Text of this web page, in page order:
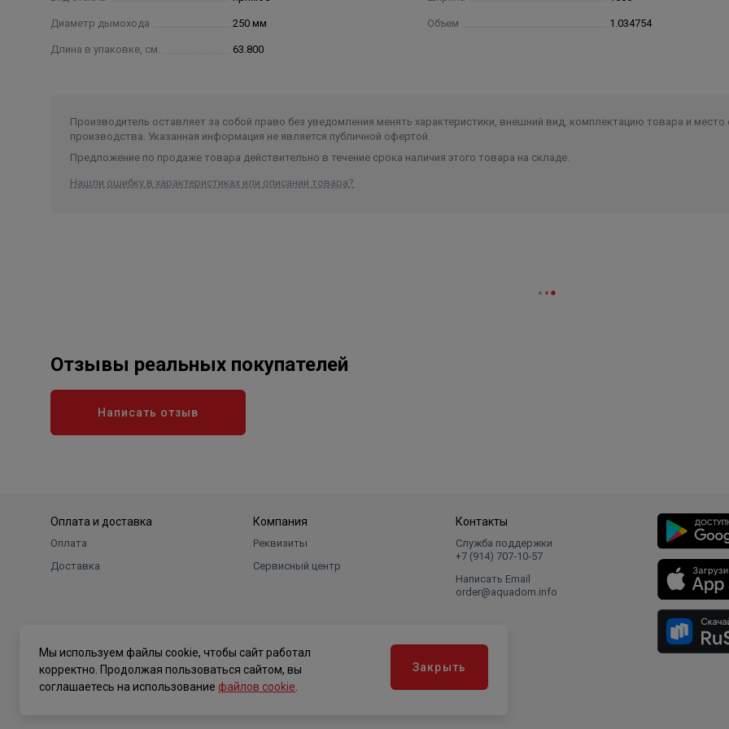
встроеннай регулятор подачи воздуха внутрь топочной камеры для эффективного горения;
встроенный кожух для распределения теплого воздуха в смежные помещения.
Диаметр дымохода 250 мм
Длина в упаковке, см. 63.800
Объем 1.034754
Производитель оставляет за собой право без уведомления менять характеристики, внешний вид, комплектацию товара и место
производства. Указанная информация не является публичной офертой.
Предложение по продаже товара действительно в течение срока наличия этого товара на складе.
Нашли ошибку в характеристиках или описании товара?
Отзывы реальных покупателей
Написать отзыв
Оплата и доставка
Оплата
Доставка
Компания
Реквизиты
Сервисный центр
Контакты
Служба поддержки
+7 (914) 707‑10‑57
Написать Email
order@aquadom.info
Мы используем файлы cookie, чтобы сайт работал
корректно. Продолжая пользоваться сайтом, вы
соглашаетесь на использование файлов cookie
Закрыть